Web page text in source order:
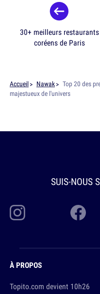
30+ meilleurs restaurants
coréens de Paris
Accueil Nawak
Top 20 des
majestueux de l'univers
SUIS-NOUS
À PROPOS
Topito.com devient 10h26